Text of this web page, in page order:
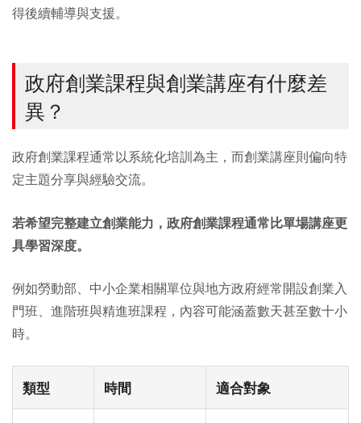
得後續輔導與支援。
政府創業課程與創業講座有什麼差
異？
政府創業課程通常以系統化培訓為主，而創業講座則偏向特
定主題分享與經驗交流。
若希望完整建立創業能力，政府創業課程通常比單場講座更
具學習深度。
例如勞動部、中小企業相關單位與地方政府經常開設創業入
門班、進階班與精進班課程，內容可能涵蓋數天甚至數十小
時。
類型 時間 適合對象